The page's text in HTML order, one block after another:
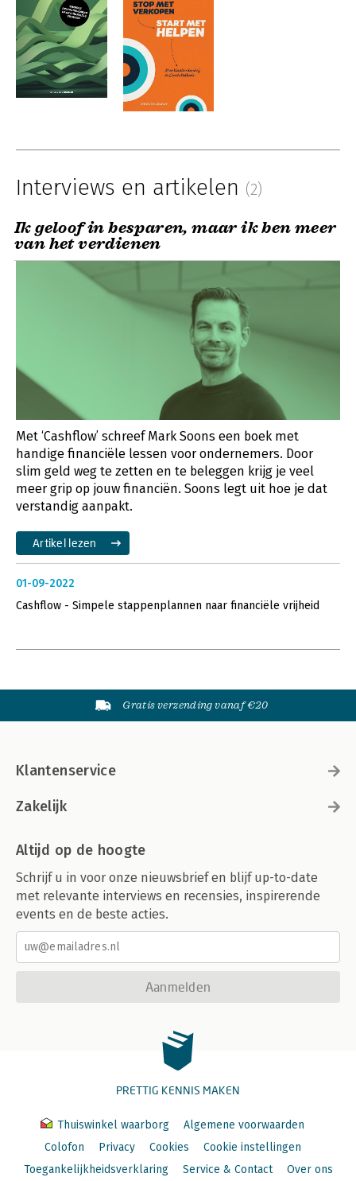
Interviews en artikelen (2)
Ik geloof in besparen, maar ik ben meer
van het verdienen
Met ‘Cashflow’ schreef Mark Soons een boek met
handige financiële lessen voor ondernemers. Door
slim geld weg te zetten en te beleggen krijg je veel
meer grip op jouw financiën. Soons legt uit hoe je dat
verstandig aanpakt.
Artikel lezen
01-09-2022
Cashflow - Simpele stappenplannen naar financiële vrijheid
Gratis verzending vanaf €20
Klantenservice
Zakelijk
Altijd op de hoogte
Schrijf u in voor onze nieuwsbrief en blijf up-to-date
met relevante interviews en recensies, inspirerende
events en de beste acties.
Aanmelden
PRETTIG KENNIS MAKEN
Thuiswinkel waarborg
Algemene voorwaarden
Colofon
Privacy Cookies
Cookie instellingen
Toegankelijkheidsverklaring
Service & Contact Over ons